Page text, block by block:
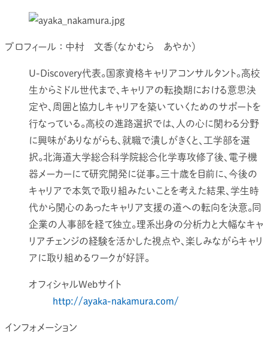
プロフィール ： 中村 文香（なかむら あやか）
U-Discovery代表。国家資格キャリアコンサルタント。高校
生からミドル世代まで、キャリアの転換期における意思決
定や、周囲と協力しキャリアを築いていくためのサポートを
行なっている。高校の進路選択では、人の心に関わる分野
に興味がありながらも、就職で潰しがきくと、工学部を選
択。北海道大学総合科学院総合化学専攻修了後、電子機
器メーカーにて研究開発に従事。三十歳を目前に、今後の
キャリアで本気で取り組みたいことを考えた結果、学生時
代から関心のあったキャリア支援の道への転向を決意。同
企業の人事部を経て独立。理系出身の分析力と大幅なキャ
リアチェンジの経験を活かした視点や、楽しみながらキャリ
アに取り組めるワークが好評。
オフィシャルWebサイト
http://ayaka-nakamura.com/
インフォメーション